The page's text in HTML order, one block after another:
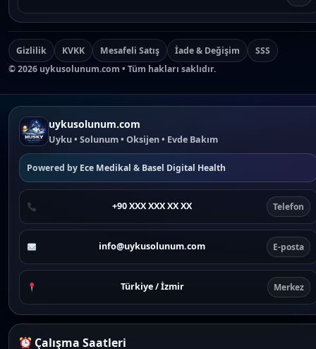
Gizlilik KVKK Mesafeli Satış İade & Değişim
SSS
©2026 uykusolunum.com • Tüm hakları saklıdır.
uykusolunum.com
Uyku • Solunum • Oksijen • Evde Bakım
Powered by Ece Medikal & Basel Digital Health
+90 XXX XXX XX XX Telefon
info@uykusolunum.com E-posta
Türkiye / İzmir Merkez
Çalışma Saatleri